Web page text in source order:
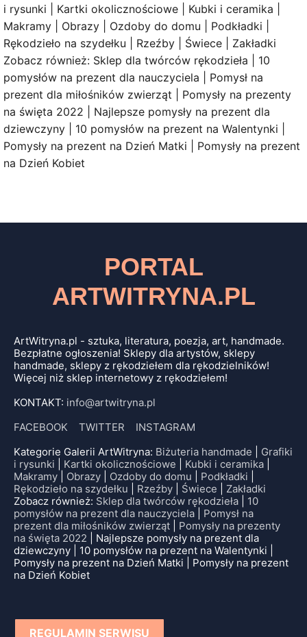
i rysunki | Kartki okolicznościowe | Kubki i ceramika |
Makramy | Obrazy | Ozdoby do domu | Podkładki |
Rękodzieło na szydełku | Rzeźby | Świece | Zakładki
Zobacz również: Sklep dla twórców rękodzieła | 10
pomysłów na prezent dla nauczyciela | Pomysł na
prezent dla miłośników zwierząt | Pomysły na prezenty
na święta 2022 | Najlepsze pomysły na prezent dla
dziewczyny | 10 pomysłów na prezent na Walentynki |
Pomysły na prezent na Dzień Matki | Pomysły na prezent
na Dzień Kobiet
PORTAL
ARTWITRYNA.PL
ArtWitryna.pl - sztuka, literatura, poezja, art, handmade.
Bezpłatne ogłoszenia! Sklepy dla artystów, sklepy
handmade, sklepy z rękodziełem dla rękodzielników!
Więcej niż sklep internetowy z rękodziełem!
KONTAKT: info@artwitryna.pl
FACEBOOK
TWITTER
INSTAGRAM
Kategorie Galerii ArtWitryna: Biżuteria handmade
Grafiki
i rysunki
Kartki okolicznościowe Kubki i ceramika
Makramy
Obrazy Ozdoby do domu Podkładki
Rękodzieło na szydełku
Rzeźby Świece
Zakładki
Zobacz również: Sklep dla twórców rękodzieła
10
pomysłów na prezent dla nauczyciela
Pomysł na
prezent dla miłośników zwierząt
Pomysły na prezenty
na święta 2022 | Najlepsze pomysły na prezent dla
dziewczyny | 10 pomysłów na prezent na Walentynki |
Pomysły na prezent na Dzień Matki | Pomysły na prezent
na Dzień Kobiet
REGULAMIN SERWISU